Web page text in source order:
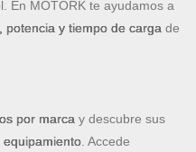
En MOTORK te ayudamos a
potencia y tiempo de carga de
por marca y descubre sus
. Accede